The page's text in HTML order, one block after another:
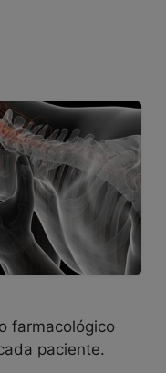
farmacológico
paciente.